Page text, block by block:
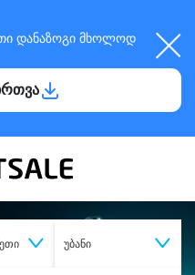
დანაზოგი მხოლოდ
უბანი